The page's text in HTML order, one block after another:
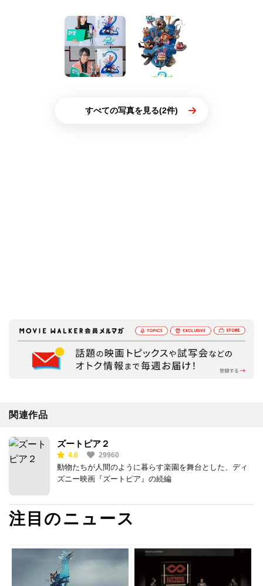
すべての写真を見る(2件)
関連作品
ズートピア２
4.6 29960
動物たちが人間のように暮らす楽園を舞台とした、ディ
ズニー映画『ズートピア』の続編
注目のニュース